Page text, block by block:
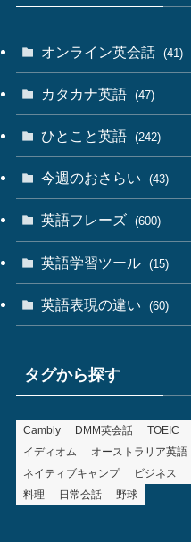
オンライン英会話 (41)
カタカナ英語 (47)
ひとこと英語 (242)
今週のおさらい (43)
英語フレーズ (600)
英語学習ツール (15)
英語表現の違い (60)
タグから探す
Cambly DMM英会話 TOEIC
イディオム
オーストラリア英語
ネイティブキャンプ
ビジネス
料理
日常会話 野球